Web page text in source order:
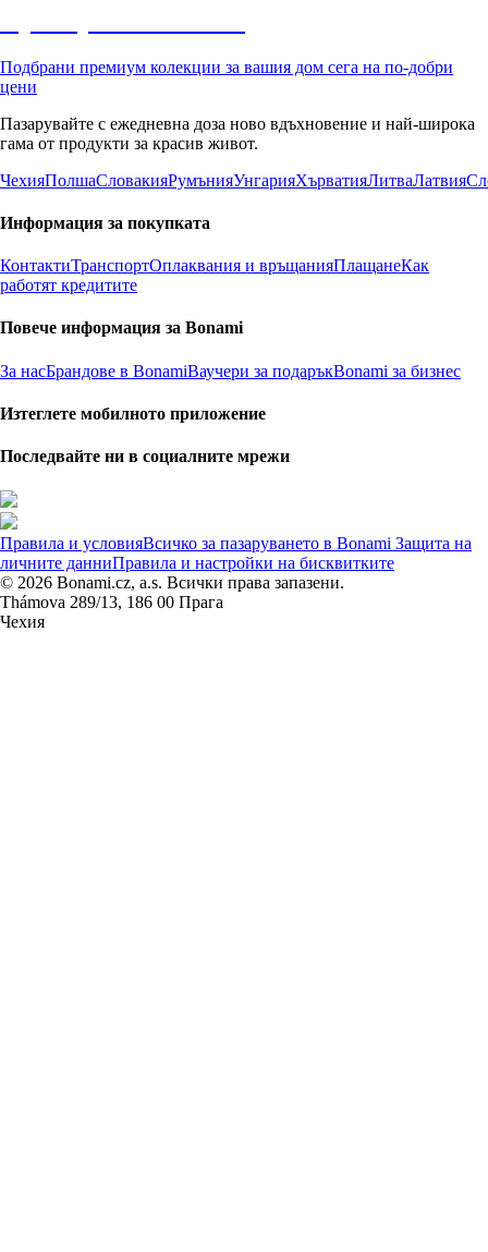
Подбрани премиум колекции за вашия дом сега на по-добри
цени
Пазарувайте с ежедневна доза ново вдъхновение и най-широка
гама от продукти за красив живот.
ЧехияПолшаСловакияРумънияУнгарияХърватияЛитваЛатвия
Информация за покупката
КонтактиТранспортОплаквания и връщанияПлащанеКак
работят кредитите
Повече информация за Bonami
За насБрандове в BonamiВаучери за подаръкBonami за бизнес
Изтеглете мобилното приложение
Последвайте ни в социалните мрежи
Правила и условияВсичко за пазаруването в Bonami Защита на
личните данниПравила и настройки на бисквитките
© 2026 Bonami.cz, a.s. Всички права запазени.
Thámova 289/13, 186 00 Прага
Чехия